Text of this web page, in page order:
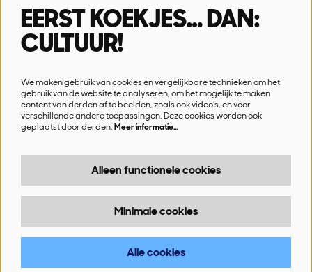
Volg ons
Schrijf je in voor onze nieuwsbrief
Ik wil nieuws!
Powered byCultureSuite
EERST KOEKJES… DAN:
CULTUUR!
We maken gebruik van cookies en vergelijkbare technieken om het
gebruik van de website te analyseren, om het mogelijk te maken
content van derden af te beelden, zoals ook video’s, en voor
verschillende andere toepassingen. Deze cookies worden ook
geplaatst door derden.Meer informatie…
Alleen functionele cookies
Minimale cookies
Alle cookies